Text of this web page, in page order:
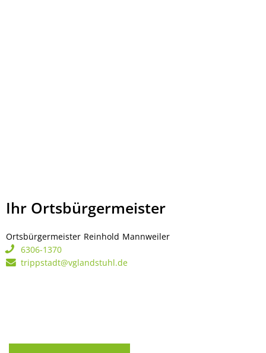
Ihr Ortsbürgermeister
Ortsbürgermeister Reinhold Mannweiler
6306-1370
trippstadt@vglandstuhl.de